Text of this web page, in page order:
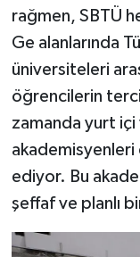
rağmen, SBTÜ
Ge alanlarında
üniversiteleri
öğrencilerin
zamanda yurt içi
ediyor. Bu
şeffaf ve planlı